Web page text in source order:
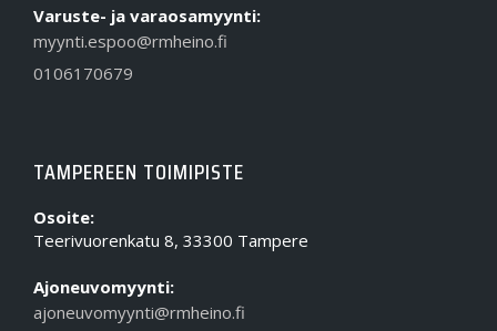
Varuste- ja varaosamyynti:
myynti.espoo@rmheino.fi
0106170679
TAMPEREEN TOIMIPISTE
Osoite:
Teerivuorenkatu 8, 33300 Tampere
Ajoneuvomyynti:
ajoneuvomyynti@rmheino.fi